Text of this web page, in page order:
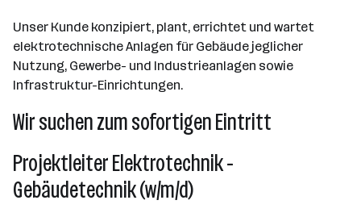
Unser Kunde konzipiert, plant, errichtet und wartet
elektrotechnische Anlagen für Gebäude jeglicher
Nutzung, Gewerbe- und Industrieanlagen sowie
Infrastruktur-Einrichtungen.
Wir suchen zum sofortigen Eintritt
Projektleiter Elektrotechnik -
Gebäudetechnik (w/m/d)